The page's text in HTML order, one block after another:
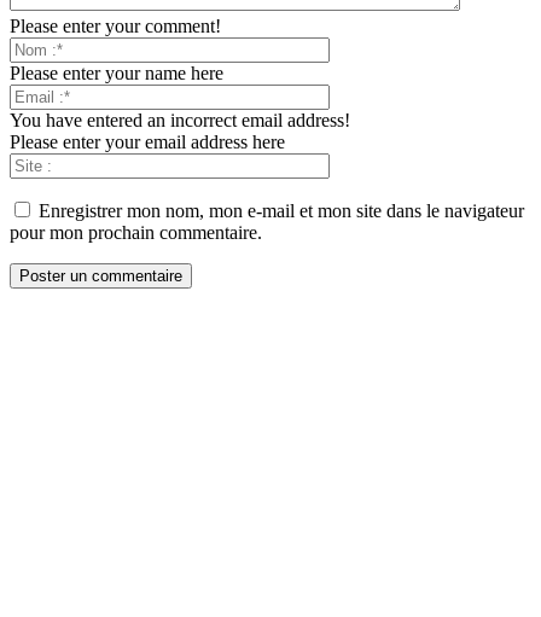
Please enter your comment!
Please enter your name here
You have entered an incorrect email address!
Please enter your email address here
Enregistrer mon nom, mon e-mail et mon site dans le navigateur
pour mon prochain commentaire.